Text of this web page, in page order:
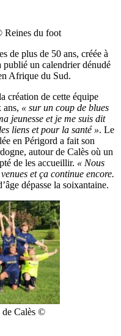
Reines du foot
de plus de 50 ans, créée à
publié un calendrier dénudé
Afrique du Sud.
création de cette équipe
ans, « sur un coup de blues
jeunesse et je me suis dit
liens et pour la santé ». Le
en Périgord a fait son
autour de Calès où un
de les accueillir. « Nous
et ça continue encore.
dépasse la soixantaine.
de Calès ©